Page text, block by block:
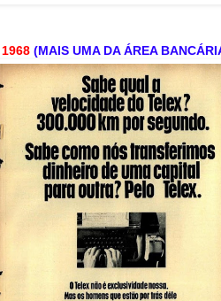
1968(MAIS UMA DA ÁREA